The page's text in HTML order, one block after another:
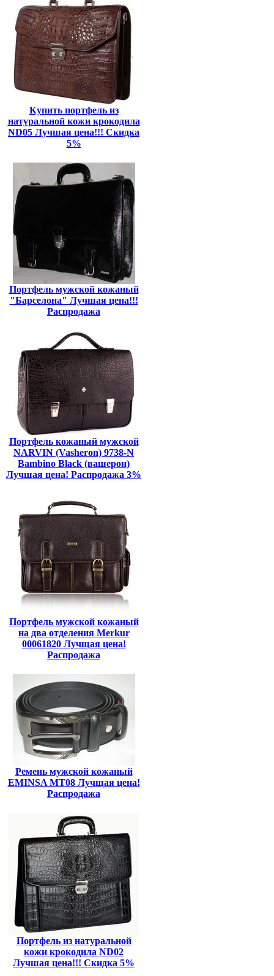
Купить портфель из
натуральной кожи крокодила
ND05 Лучшая цена!!! Скидка
5%
Портфель мужской кожаный
"Барселона" Лучшая цена!!!
Распродажа
Портфель кожаный мужской
NARVIN (Vasheron) 9738-N
Bambino Black (вашерон)
Лучшая цена! Распродажа 3%
Портфель мужской кожаный
на два отделения Merkur
00061820 Лучщая цена!
Распродажа
Ремень мужской кожаный
EMINSA MT08 Лучщая цена!
Распродажа
Портфель из натуральной
кожи крокодила ND02
Лучшая цена!!! Скидка 5%